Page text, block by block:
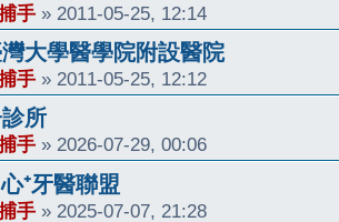
手 » 2011-05-25, 12:14
大學醫學院附設醫院
手 » 2011-05-25, 12:12
所
手 » 2026-07-29, 00:06
⁺牙醫聯盟
手 » 2025-07-07, 21:28